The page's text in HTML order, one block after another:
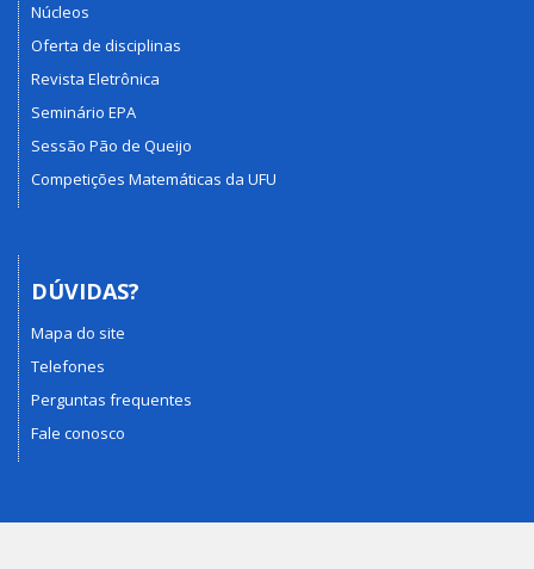
Núcleos
Oferta de disciplinas
Revista Eletrônica
Seminário EPA
Sessão Pão de Queijo
Competições Matemáticas da UFU
DÚVIDAS?
Mapa do site
Telefones
Perguntas frequentes
Fale conosco